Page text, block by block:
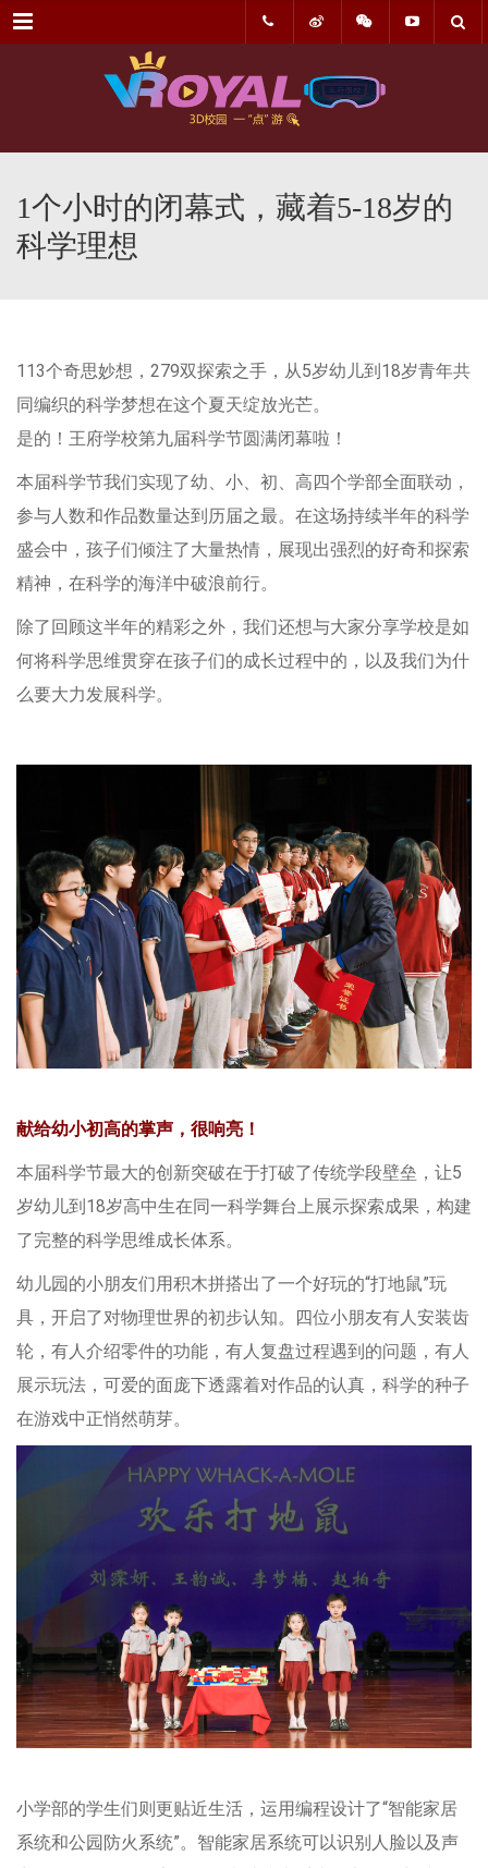
菜单
1个小时的闭幕式，藏着5-18岁的
科学理想
113个奇思妙想，279双探索之手，从5岁幼儿到18岁青年共
同编织的科学梦想在这个夏天绽放光芒。
是的！王府学校第九届科学节圆满闭幕啦！
本届科学节我们实现了幼、小、初、高四个学部全面联动，
参与人数和作品数量达到历届之最。在这场持续半年的科学
盛会中，孩子们倾注了大量热情，展现出强烈的好奇和探索
精神，在科学的海洋中破浪前行。
除了回顾这半年的精彩之外，我们还想与大家分享学校是如
何将科学思维贯穿在孩子们的成长过程中的，以及我们为什
么要大力发展科学。
献给幼小初高的掌声，很响亮！
本届科学节最大的创新突破在于打破了传统学段壁垒，让5
岁幼儿到18岁高中生在同一科学舞台上展示探索成果，构建
了完整的科学思维成长体系。
幼儿园的小朋友们用积木拼搭出了一个好玩的“打地鼠”玩
具，开启了对物理世界的初步认知。四位小朋友有人安装齿
轮，有人介绍零件的功能，有人复盘过程遇到的问题，有人
展示玩法，可爱的面庞下透露着对作品的认真，科学的种子
在游戏中正悄然萌芽。
小学部的学生们则更贴近生活，运用编程设计了“智能家居
系统和公园防火系统”。智能家居系统可以识别人脸以及声